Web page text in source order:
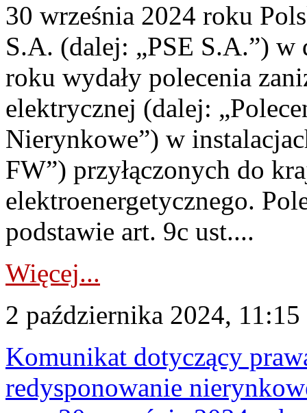
30 września 2024 roku
S.A. (dalej: „PSE S.A.”) w
roku wydały polecenia
elektrycznej (dalej:
Nierynkowe”) w
FW”) przyłączonych do
elektroenergetycznego.
podstawie art. 9c ust....
Więcej...
2 października 2024, 11:15
Komunikat dotyczący
redysponowanie